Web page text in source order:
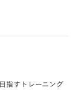
指すトレーニング